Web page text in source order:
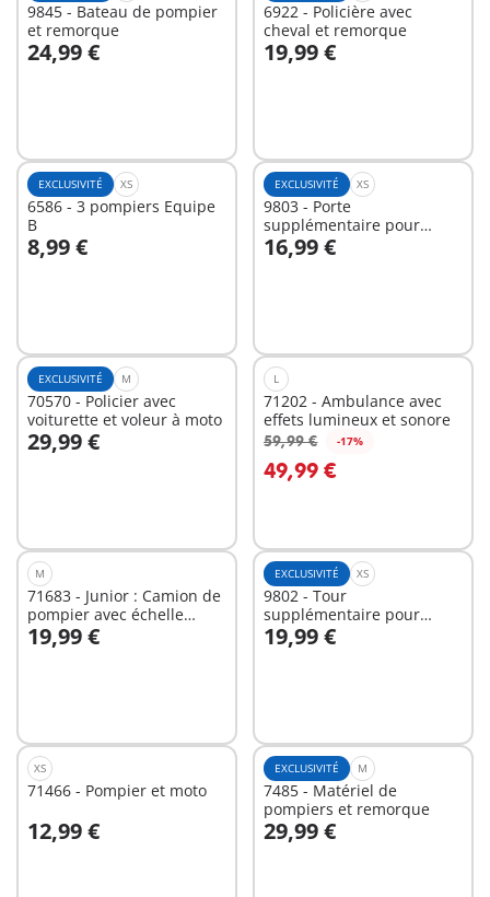
9845 - Bateau de pompier
et remorque
24,99 €
Au panier
6922 - Policière avec
cheval et remorque
19,99 €
Au panier
EXCLUSIVITÉ XS
6586 - 3 pompiers Equipe
B
8,99 €
Au panier
EXCLUSIVITÉ XS
9803 - Porte
supplémentaire pour
Caserne de pompiers
16,99 €
Au panier
EXCLUSIVITÉ M
70570 - Policier avec
voiturette et voleur à moto
29,99 €
Au panier
L
71202 - Ambulance avec
effets lumineux et sonore
59,99 € -17%
49,99 €
Au panier
M
71683 - Junior : Camion de
pompier avec échelle
pivotante
19,99 €
Au panier
EXCLUSIVITÉ XS
9802 - Tour
supplémentaire pour
Caserne de pompiers
19,99 €
Au panier
XS
71466 - Pompier et moto
12,99 €
Au panier
EXCLUSIVITÉ M
7485 - Matériel de
pompiers et remorque
29,99 €
Au panier